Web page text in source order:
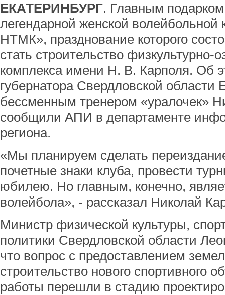
ЕКАТЕРИНБУРГ. Главным
легендарной женской
НТМК», празднование которого
стать строительство физкультурно-
комплекса имени Н. В. Карполя. Об
губернатора Свердловской области
бессменным тренером «уралочек»
сообщили АПИ в департаменте
региона.
«Мы планируем сделать
почетные знаки клуба, провести
юбилею. Но главным, конечно,
волейбола», - рассказал Николай
Министр физической культуры,
политики Свердловской области
что вопрос с предоставлением
строительство нового спортивного
работы перешли в стадию